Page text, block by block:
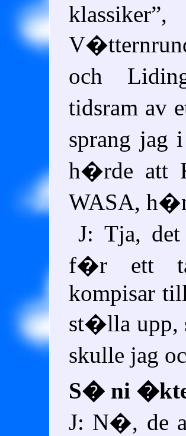
klassiker ,
och
tidsram av
sprang
h�rde att
WASA,
J: Tja,
f�r ett
kompisar
st�lla upp,
skulle jag
S� ni
J: N�, de